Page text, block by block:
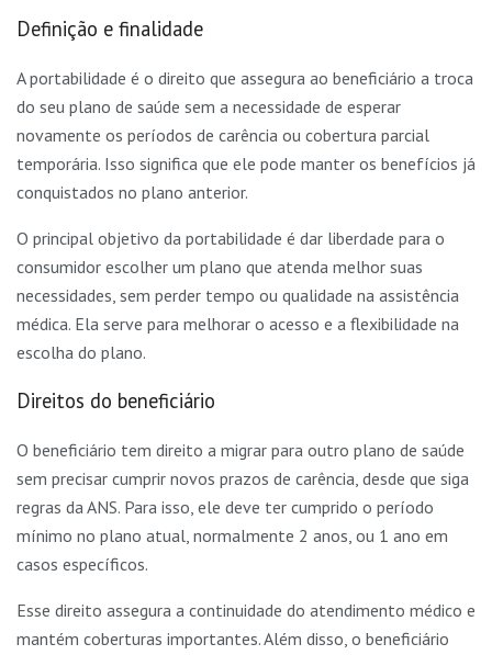
Definição e finalidade
A portabilidade é o direito que assegura ao beneficiário a troca
do seu plano de saúde sem a necessidade de esperar
novamente os períodos de carência ou cobertura parcial
temporária. Isso significa que ele pode manter os benefícios já
conquistados no plano anterior.
O principal objetivo da portabilidade é dar liberdade para o
consumidor escolher um plano que atenda melhor suas
necessidades, sem perder tempo ou qualidade na assistência
médica. Ela serve para melhorar o acesso e a flexibilidade na
escolha do plano.
Direitos do beneficiário
O beneficiário tem direito a migrar para outro plano de saúde
sem precisar cumprir novos prazos de carência, desde que siga
regras da ANS. Para isso, ele deve ter cumprido o período
mínimo no plano atual, normalmente 2 anos, ou 1 ano em
casos específicos.
Esse direito assegura a continuidade do atendimento médico e
mantém coberturas importantes. Além disso, o beneficiário